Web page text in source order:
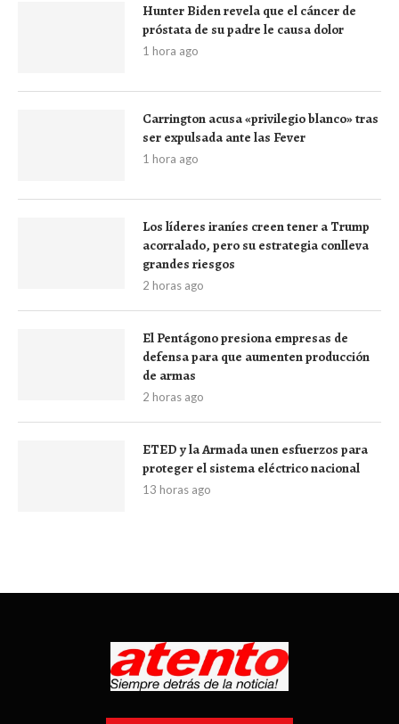
Hunter Biden revela que el cáncer de
próstata de su padre le causa dolor
1 hora ago
Carrington acusa «privilegio blanco» tras
ser expulsada ante las Fever
1 hora ago
Los líderes iraníes creen tener a Trump
acorralado, pero su estrategia conlleva
grandes riesgos
2 horas ago
El Pentágono presiona empresas de
defensa para que aumenten producción
de armas
2 horas ago
ETED y la Armada unen esfuerzos para
proteger el sistema eléctrico nacional
13 horas ago